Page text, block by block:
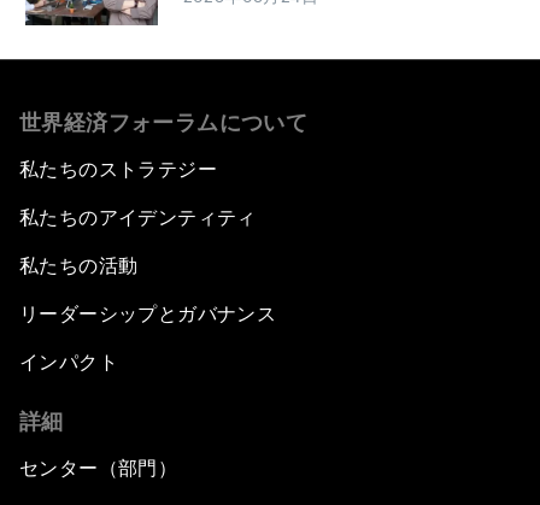
世界経済フォーラムについて
私たちのストラテジー
私たちのアイデンティティ
私たちの活動
リーダーシップとガバナンス
インパクト
詳細
センター（部門）